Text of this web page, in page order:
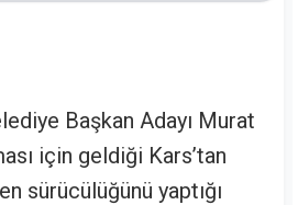
Başkan Adayı Murat
için geldiği Kars’tan
sürücülüğünü yaptığı